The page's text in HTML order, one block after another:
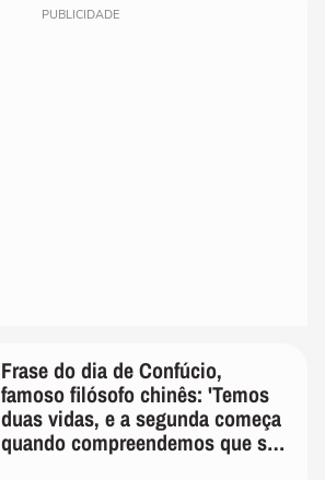
PUBLICIDADE
Frase do dia de Confúcio,
famoso filósofo chinês: 'Temos
duas vidas, e a segunda começa
quando compreendemos que só